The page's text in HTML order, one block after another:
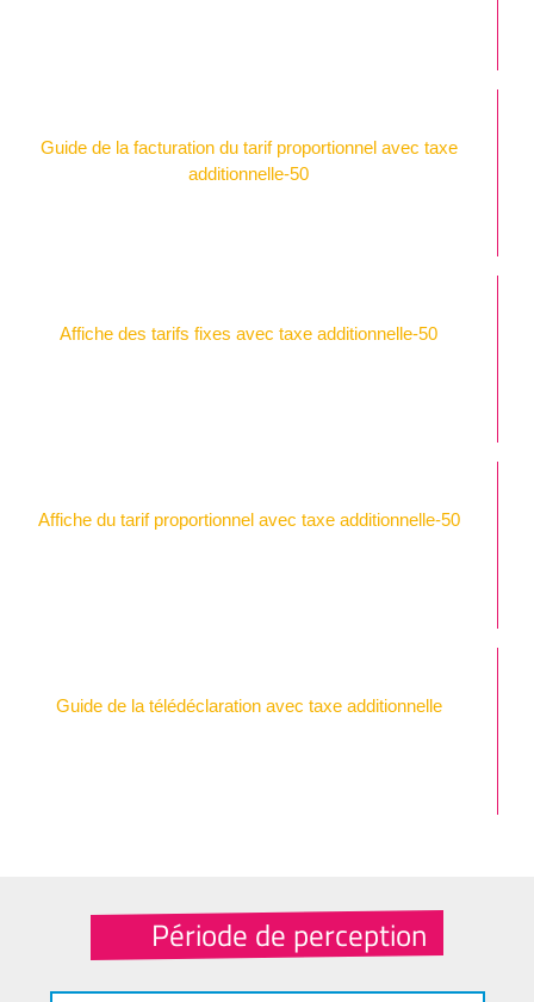
Guide de la facturation du tarif proportionnel avec taxe
additionnelle-50
Affiche des tarifs fixes avec taxe additionnelle-50
Affiche du tarif proportionnel avec taxe additionnelle-50
Guide de la télédéclaration avec taxe additionnelle
Période de perception